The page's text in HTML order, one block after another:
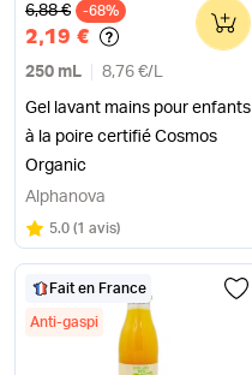
Ancien prix
6,88 € -68%
2,19 €
250 mL 8,76 €/ L
Gel lavant mains pour enfants
à la poire certifié Cosmos
Organic
0
Alphanova
Note
5.0 sur 5
(1 avis)
Fait en France
Anti-gaspi